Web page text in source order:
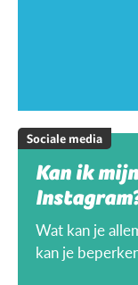
Sociale media
Kan ik
Wat kan je
kan je